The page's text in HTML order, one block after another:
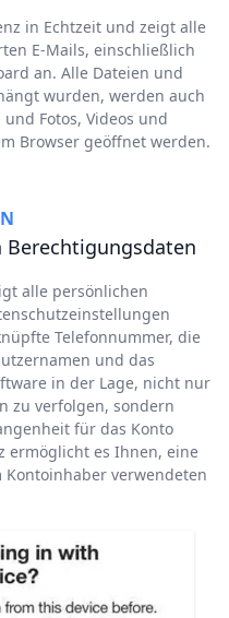
in Echtzeit und zeigt alle
E-Mails, einschließlich
an. Alle Dateien und
wurden, werden auch
Fotos, Videos und
Browser geöffnet werden.
alle persönlichen
Telefonnummer, die
und das
in der Lage, nicht nur
zu verfolgen, sondern
für das Konto
ermöglicht es Ihnen, eine
verwendeten